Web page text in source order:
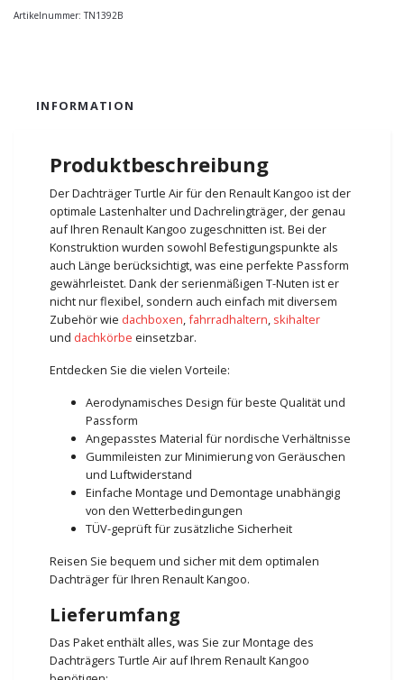
Artikelnummer: TN1392B
INFORMATION
Produktbeschreibung
Der Dachträger Turtle Air für den Renault Kangoo ist der
optimale Lastenhalter und Dachrelingträger, der genau
auf Ihren Renault Kangoo zugeschnitten ist. Bei der
Konstruktion wurden sowohl Befestigungspunkte als
auch Länge berücksichtigt, was eine perfekte Passform
gewährleistet. Dank der serienmäßigen T-Nuten ist er
nicht nur flexibel, sondern auch einfach mit diversem
Zubehör wie dachboxen,fahrradhaltern, skihalter
und dachkörbe einsetzbar.
Entdecken Sie die vielen Vorteile:
Aerodynamisches Design für beste Qualität und
Passform
Angepasstes Material für nordische Verhältnisse
Gummileisten zur Minimierung von Geräuschen
und Luftwiderstand
Einfache Montage und Demontage unabhängig
von den Wetterbedingungen
TÜV-geprüft für zusätzliche Sicherheit
Reisen Sie bequem und sicher mit dem optimalen
Dachträger für Ihren Renault Kangoo.
Lieferumfang
Das Paket enthält alles, was Sie zur Montage des
Dachträgers Turtle Air auf Ihrem Renault Kangoo